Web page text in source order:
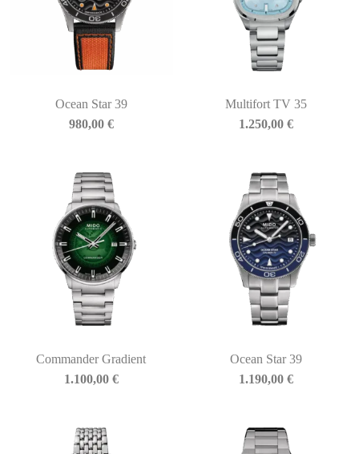
Ocean Star 39
980,00 €
Multifort TV 35
1.250,00€
Commander Gradient
1.100,00 €
Ocean Star 39
1.190,00€